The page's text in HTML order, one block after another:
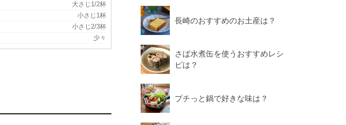
大さじ1/2杯
小さじ1杯
小さじ2/3杯
少々
長崎のおすすめのお土産は？
さば水煮缶を使うおすすめレシ
ピは？
プチっと鍋で好きな味は？